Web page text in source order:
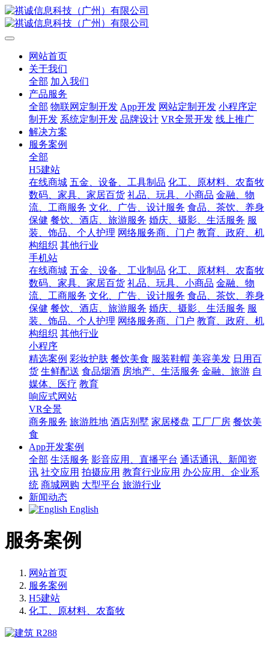
网站首页
关于我们
全部 加入我们
产品服务
全部 物联网定制开发 App开发 网站定制开发 小程序定
制开发 系统定制开发 品牌设计 VR全景开发 线上推广
解决方案
服务案例
全部
H5建站
在线商城 五金、设备、工具制品 化工、原材料、农畜牧
数码、家具、家居百货 礼品、玩具、小商品 金融、物
流、工商服务 文化、广告、设计服务 食品、茶饮、养身
保健 餐饮、酒店、旅游服务 婚庆、摄影、生活服务 服
装、饰品、个人护理 网络服务商、门户 教育、政府、机
构组织 其他行业
手机站
在线商城 五金、设备、工业制品 化工、原材料、农畜牧
数码、家具、家居百货 礼品、玩具、小商品 金融、物
流、工商服务 文化、广告、设计服务 食品、茶饮、养身
保健 餐饮、酒店、旅游服务 婚庆、摄影、生活服务 服
装、饰品、个人护理 网络服务商、门户 教育、政府、机
构组织 其他行业
小程序
精选案例 彩妆护肤 餐饮美食 服装鞋帽 美容美发 日用百
货 生鲜配送 食品烟酒 房地产、生活服务 金融、旅游 自
媒体、医疗 教育
响应式网站
VR全景
商务服务 旅游胜地 酒店别墅 家居楼盘 工厂厂房 餐饮美
食
App开发案例
全部 生活服务 影音应用、直播平台 通话通讯、新闻资
讯 社交应用 拍摄应用 教育行业应用 办公应用、企业系
统 商城网购 大型平台 旅游行业
新闻动态
English
服务案例
网站首页
服务案例
H5建站
化工、原材料、农畜牧